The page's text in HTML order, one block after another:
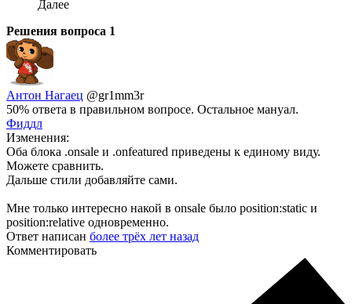
Далее
Решения вопроса 1
Антон Нагаец @gr1mm3r
50% ответа в правильном вопросе. Остальное мануал.
Фиддл
Изменения:
Оба блока .onsale и .onfeatured приведены к единому виду.
Можете сравнить.
Дальше стили добавляйте сами.
Мне только интересно накой в onsale было position:static и
position:relative одновременно.
Ответ написан более трёх лет назад
Комментировать